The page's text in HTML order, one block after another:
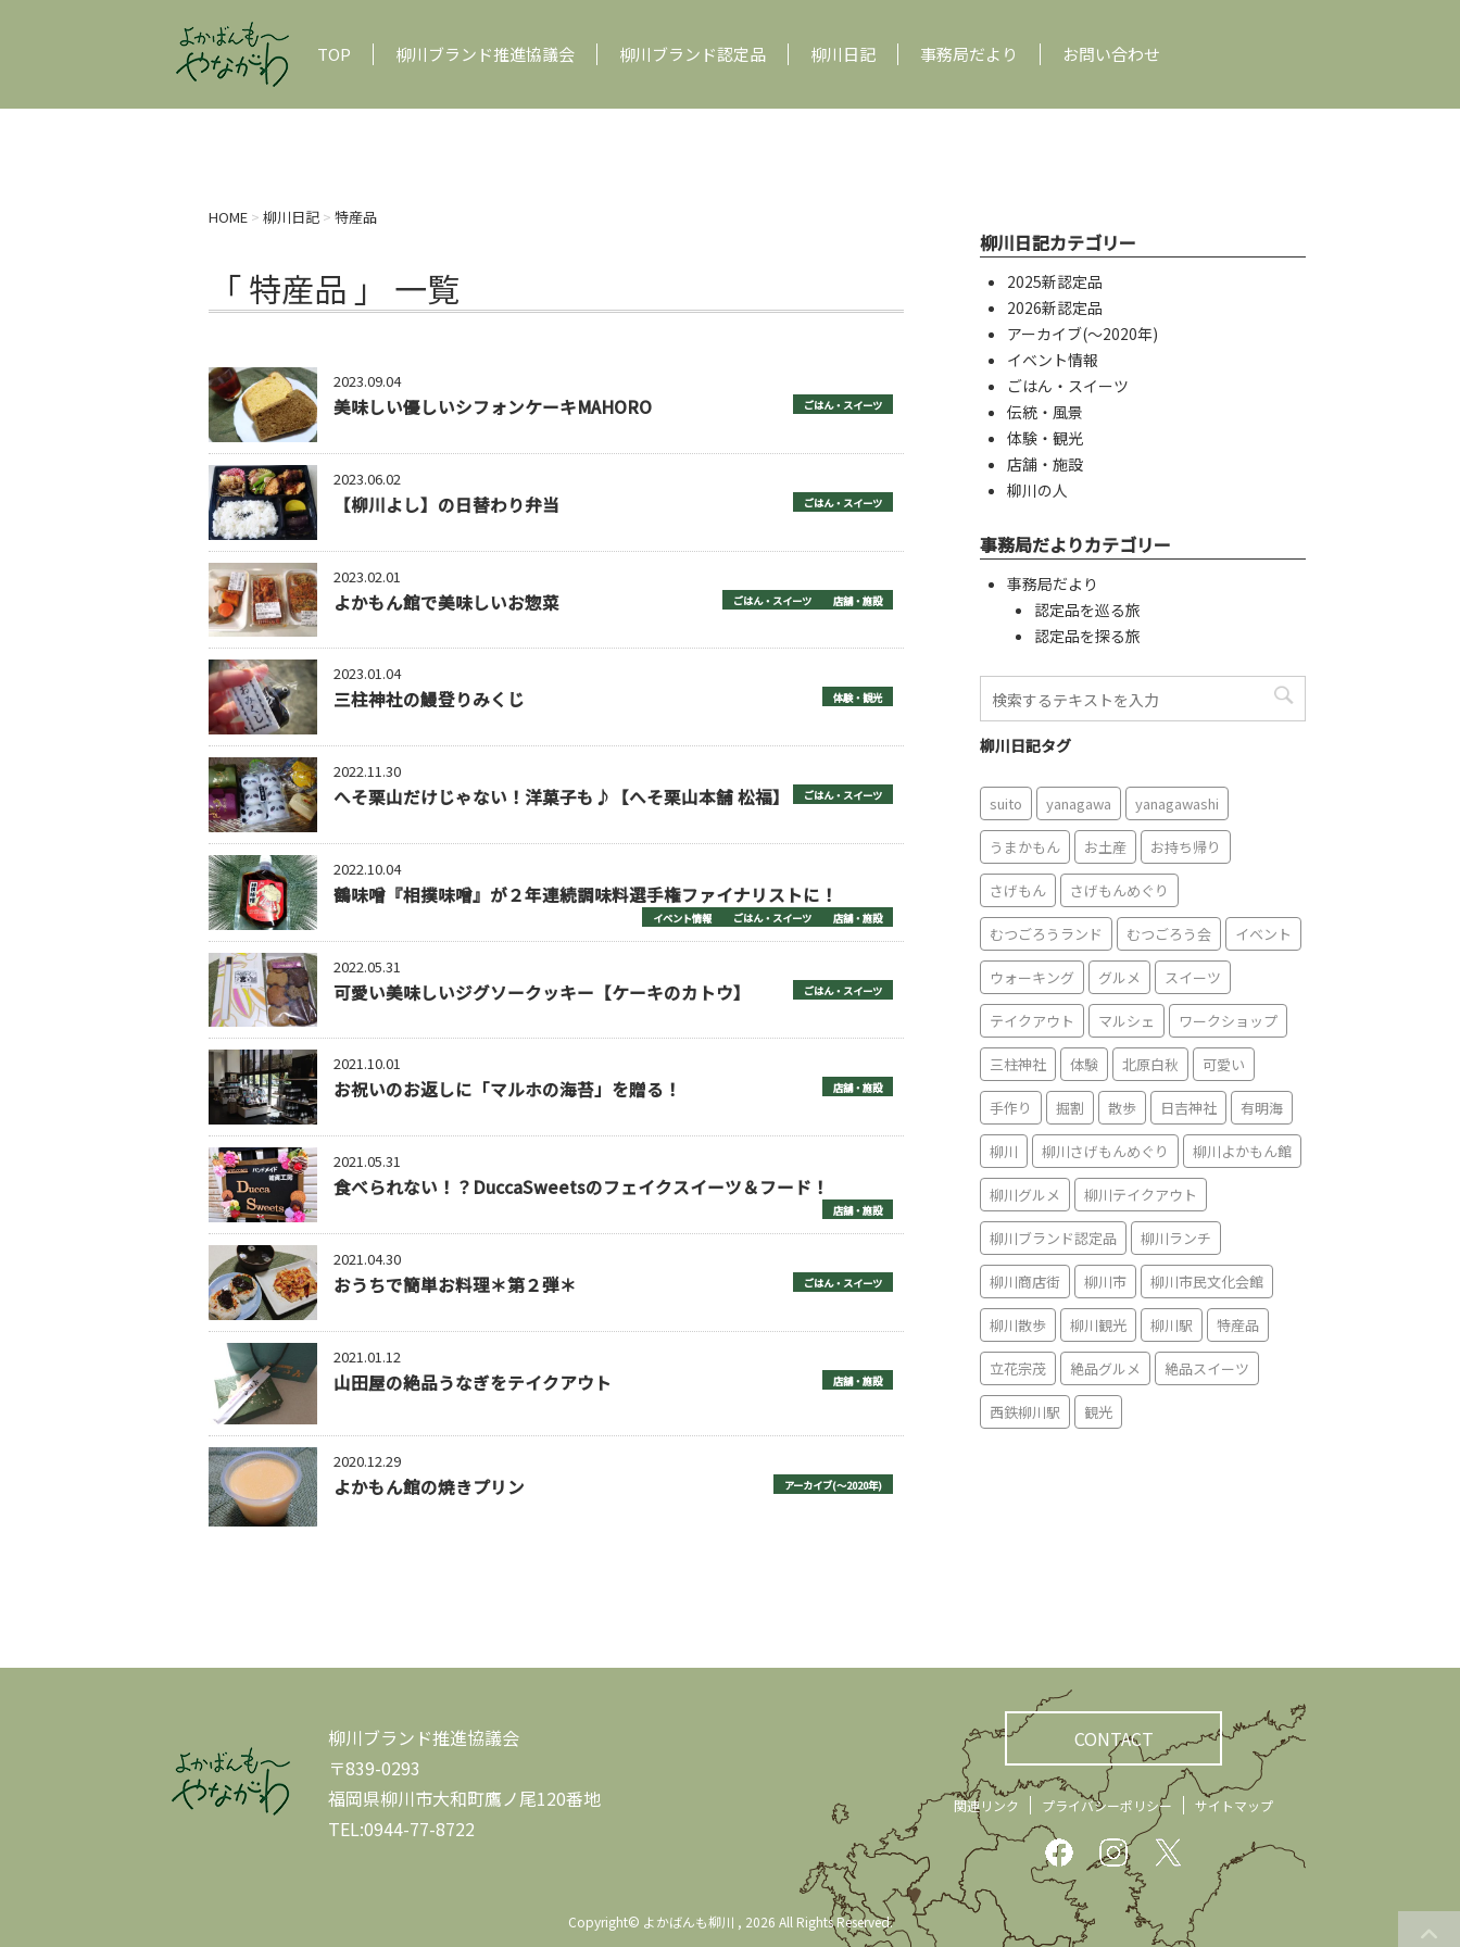
TOP 柳川ブランド推進協議会 柳川ブランド認定品 柳川日記 事務局だより お問い合わせ
HOME > 柳川日記 > 特産品
「 特産品 」 一覧
2023.09.04
美味しい優しいシフォンケーキMAHORO ごはん・スイーツ
2023.06.02
【柳川よし】の日替わり弁当 ごはん・スイーツ
2023.02.01
よかもん館で美味しいお惣菜 ごはん・スイーツ 店舗・施設
2023.01.04
三柱神社の鰻登りみくじ 体験・観光
2022.11.30
へそ栗山だけじゃない！洋菓子も♪【へそ栗山本舗 松福】 ごはん・スイーツ
2022.10.04
鶴味噌『相撲味噌』が２年連続調味料選手権ファイナリストに！
イベント情報 ごはん・スイーツ 店舗・施設
2022.05.31
可愛い美味しいジグソークッキー【ケーキのカトウ】 ごはん・スイーツ
2021.10.01
お祝いのお返しに「マルホの海苔」を贈る！ 店舗・施設
2021.05.31
食べられない！？DuccaSweetsのフェイクスイーツ＆フード！
店舗・施設
2021.04.30
おうちで簡単お料理＊第２弾＊ ごはん・スイーツ
2021.01.12
山田屋の絶品うなぎをテイクアウト 店舗・施設
2020.12.29
よかもん館の焼きプリン アーカイブ(〜2020年)
柳川日記カテゴリー
2025新認定品
2026新認定品
アーカイブ(〜2020年)
イベント情報
ごはん・スイーツ
伝統・風景
体験・観光
店舗・施設
柳川の人
事務局だよりカテゴリー
事務局だより
認定品を巡る旅
認定品を探る旅
柳川日記タグ
suito yanagawa yanagawashi
うまかもん お土産 お持ち帰り
さげもん さげもんめぐり
むつごろうランド むつごろう会 イベント
ウォーキング グルメ スイーツ
テイクアウト マルシェ ワークショップ
三柱神社 体験 北原白秋 可愛い
手作り 掘割 散歩 日吉神社 有明海
柳川 柳川さげもんめぐり 柳川よかもん館
柳川グルメ 柳川テイクアウト
柳川ブランド認定品 柳川ランチ
柳川商店街 柳川市 柳川市民文化会館
柳川散歩 柳川観光 柳川駅 特産品
立花宗茂 絶品グルメ 絶品スイーツ
西鉄柳川駅 観光
柳川ブランド推進協議会
〒839-0293
福岡県柳川市大和町鷹ノ尾120番地
TEL:0944-77-8722
CONTACT
関連リンク プライバシーポリシー サイトマップ
Copyright© よかばんも柳川 , 2026 All Rights Reserved.